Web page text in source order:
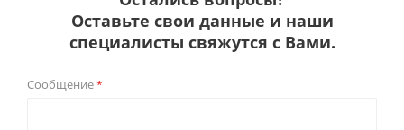
Оставьте свои данные и наши
специалисты свяжутся с Вами.
Сообщение*